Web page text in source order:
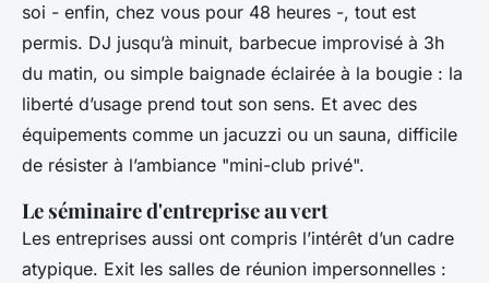
soi - enfin, chez vous pour 48 heures -, tout est
permis. DJ jusqu’à minuit, barbecue improvisé à 3h
du matin, ou simple baignade éclairée à la bougie : la
liberté d’usage prend tout son sens. Et avec des
équipements comme un jacuzzi ou un sauna, difficile
de résister à l’ambiance "mini-club privé".
Le séminaire d'entreprise au vert
Les entreprises aussi ont compris l’intérêt d’un cadre
atypique. Exit les salles de réunion impersonnelles :